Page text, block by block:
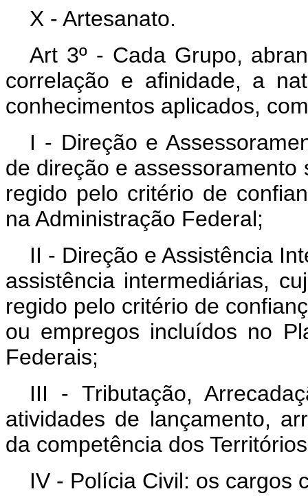
X - Artesanato.
Art 3º - Cada Grupo,
correlação e afinidade, a
conhecimentos aplicados,
I - Direção e
de direção e
regido pelo critério de
na Administração Federal;
II - Direção e Assistência
assistência intermediárias,
regido pelo critério de
ou empregos incluídos no
Federais;
III - Tributação,
atividades de lançamento,
da competência dos
IV - Polícia Civil: os cargos